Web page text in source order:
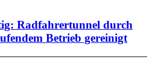
Radfahrertunnel durch
Betrieb gereinigt